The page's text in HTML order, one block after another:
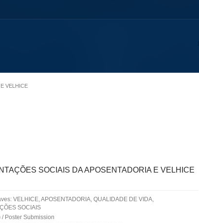
VELHICE
SOCIAIS DA APOSENTADORIA E VELHICE
VELHICE, APOSENTADORIA, QUALIDADE DE VIDA,
SOCIAIS
/ Poster Submission